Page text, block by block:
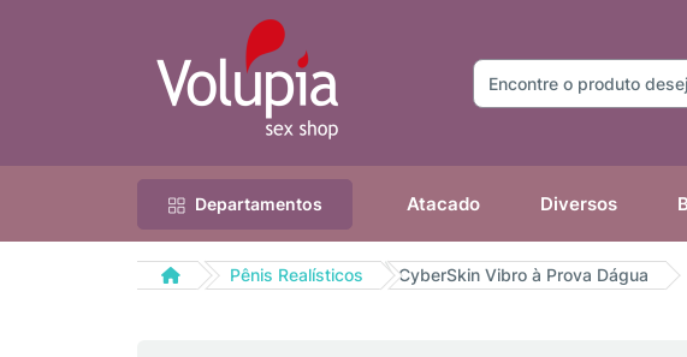
Departamentos Atacado Diversos
Pênis Realísticos CyberSkin Vibro à Prova Dágua